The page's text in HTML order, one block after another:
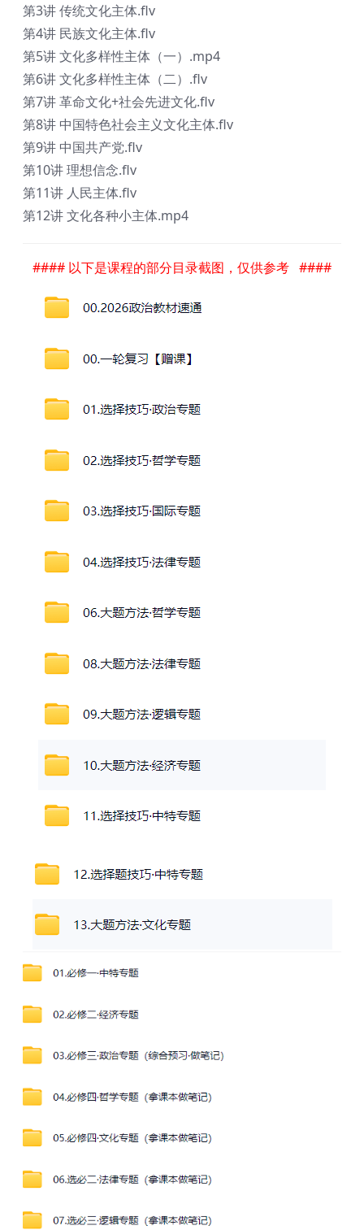
第3讲 传统文化主体.flv
第4讲 民族文化主体.flv
第5讲 文化多样性主体（一）.mp4
第6讲 文化多样性主体（二）.flv
第7讲 革命文化+社会先进文化.flv
第8讲 中国特色社会主义文化主体.flv
第9讲 中国共产党.flv
第10讲 理想信念.flv
第11讲 人民主体.flv
第12讲 文化各种小主体.mp4
#### 以下是课程的部分目录截图，仅供参考 ####